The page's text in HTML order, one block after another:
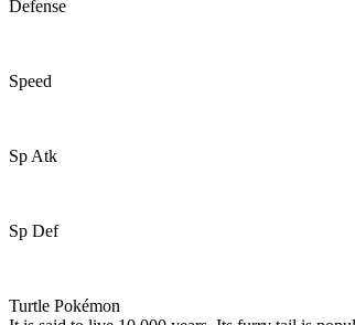
Defense
Speed
Sp Atk
Sp Def
Turtle Pokémon